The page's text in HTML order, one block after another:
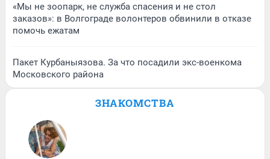
«Мы не зоопарк, не служба спасения и не стол
заказов»: в Волгограде волонтеров обвинили в отказе
помочь ежатам
Пакет Курбаныязова. За что посадили экс-военкома
Московского района
ЗНАКОМСТВА